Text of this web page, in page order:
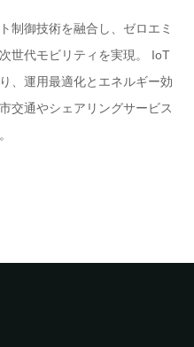
制御技術を融合し、ゼロエミ
世代モビリティを実現。 IoT
、運用最適化とエネルギー効
交通やシェアリングサービス